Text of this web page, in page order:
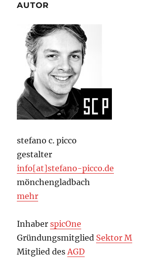
AUTOR
stefano c. picco
gestalter
info[at]stefano-picco.de
mönchengladbach
mehr
InhaberspicOne
Gründungsmitglied Sektor M
Mitglied desAGD